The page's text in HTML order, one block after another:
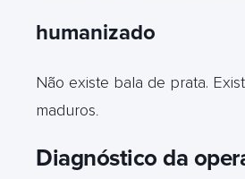
humanizado
Não existe bala de prata.
maduros.
Diagnóstico da